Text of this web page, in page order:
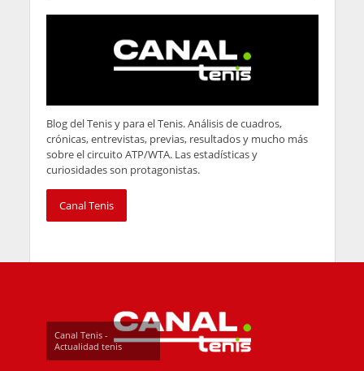
Blog del Tenis y para el Tenis. Análisis de cuadros,
crónicas, entrevistas, previas, resultados y mucho más
sobre el circuito ATP/WTA. Las estadísticas y
curiosidades son protagonistas.
Canal Tenis
Canal Tenis -
Actualidad tenis